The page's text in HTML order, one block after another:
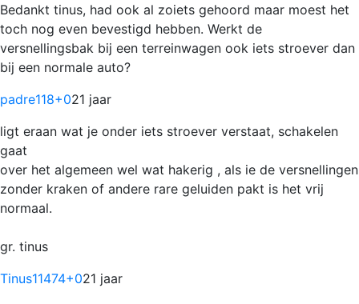
Bedankt tinus, had ook al zoiets gehoord maar moest het
toch nog even bevestigd hebben. Werkt de
versnellingsbak bij een terreinwagen ook iets stroever dan
bij een normale auto?
padre118+021 jaar
ligt eraan wat je onder iets stroever verstaat, schakelen
gaat
over het algemeen wel wat hakerig , als ie de versnellingen
zonder kraken of andere rare geluiden pakt is het vrij
normaal.
gr. tinus
Tinus11474+021 jaar